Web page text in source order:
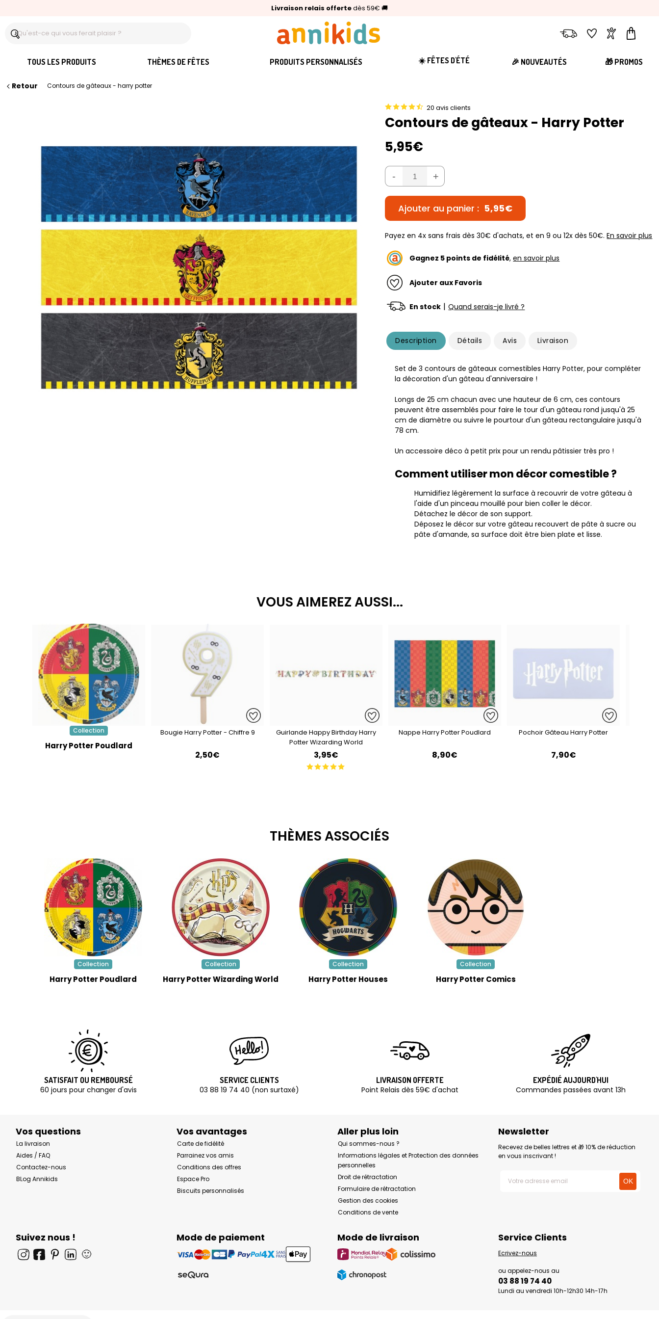
Livraison relais offertedès 59€ 🚚
🥇Palmarès Capital 2025 :Annikids N°1
⭐⭐⭐⭐⭐4,6/5(24 000 avis clients)
LivraisonFavorisComptePanier
TOUS LES PRODUITS THÈMES DE FÊTES PRODUITS PERSONNALISÉS ☀️ FÊTES D'ÉTÉ 🎉 NOUVEAUTÉS 🎁 PROMOS
Retour Contours de gâteaux - harry potter
20 avis clients
Contours de gâteaux - Harry Potter
5,95€
- +
Ajouter au panier : 5,95€
Payez en 4x sans frais dès 30€ d'achats, et en 9 ou 12x dès 50€.En savoir plus
Gagnez 5 points de fidélité,en savoir plus
Ajouter aux Favoris
En stock | Quand serais-je livré ?
Description Détails Avis Livraison
Set de 3 contours de gâteaux comestibles Harry Potter, pour compléter
la décoration d'un gâteau d'anniversaire !
Longs de 25 cm chacun avec une hauteur de 6 cm, ces contours
peuvent être assemblés pour faire le tour d'un gâteau rond jusqu'à 25
cm de diamètre ou suivre le pourtour d'un gâteau rectangulaire jusqu'à
78 cm.
Un accessoire déco à petit prix pour un rendu pâtissier très pro !
Comment utiliser mon décor comestible ?
Humidifiez légèrement la surface à recouvrir de votre gâteau à
l'aide d'un pinceau mouillé pour bien coller le décor.
Détachez le décor de son support.
Déposez le décor sur votre gâteau recouvert de pâte à sucre ou
pâte d'amande, sa surface doit être bien plate et lisse.
VOUS AIMEREZ AUSSI...
Collection
Harry Potter Poudlard
Bougie Harry Potter - Chiffre 9
2,50€
Guirlande Happy Birthday Harry
Potter Wizarding World
3,95€
Nappe Harry Potter Poudlard
8,90€
Pochoir Gâteau Harry Potter
7,90€
THÈMES ASSOCIÉS
Collection
Harry Potter Poudlard
Collection
Harry Potter Wizarding World
Collection
Harry Potter Houses
Collection
Harry Potter Comics
SATISFAIT OU REMBOURSÉ
60 jours pour changer d'avis
SERVICE CLIENTS
03 88 19 74 40 (non surtaxé)
LIVRAISON OFFERTE
Point Relais dès 59€ d'achat
EXPÉDIÉ AUJOURD'HUI
Commandes passées avant 13h
Vos questions
La livraison
Aides / FAQ
Contactez-nous
BLog Annikids
Vos avantages
Carte de fidélité
Parrainez vos amis
Conditions des offres
Espace Pro
Biscuits personnalisés
Aller plus loin
Qui sommes-nous ?
Informations légales et Protection des données
personnelles
Droit de rétractation
Formulaire de rétractation
Gestion des cookies
Conditions de vente
Newsletter
Recevez de belles lettres et 🎁 10% de réduction
en vous inscrivant !
Suivez nous !
🙂
Mode de paiement Mode de livraison Service Clients
Ecrivez-nous
ou appelez-nous au
03 88 19 74 40
Lundi au vendredi 10h-12h30 14h-17h